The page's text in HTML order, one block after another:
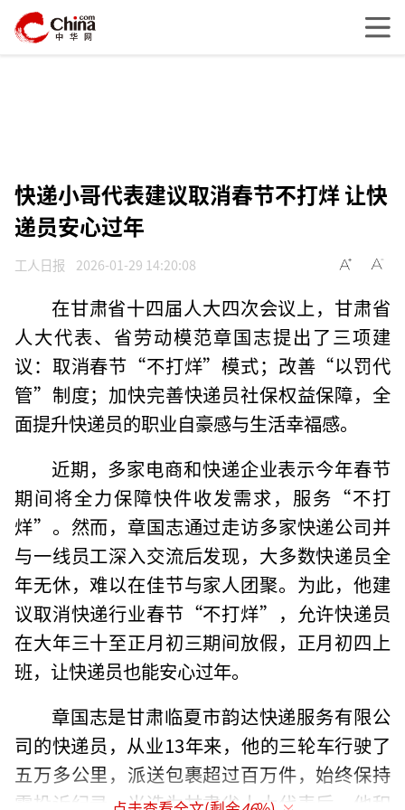
快递小哥代表建议取消春节不打烊 让快
递员安心过年
工人日报 2026-01-29 14:20:08
在甘肃省十四届人大四次会议上，甘肃省
人大代表、省劳动模范章国志提出了三项建
议：取消春节“不打烊”模式；改善“以罚代
管”制度；加快完善快递员社保权益保障，全
面提升快递员的职业自豪感与生活幸福感。
近期，多家电商和快递企业表示今年春节
期间将全力保障快件收发需求，服务“不打
烊”。然而，章国志通过走访多家快递公司并
与一线员工深入交流后发现，大多数快递员全
年无休，难以在佳节与家人团聚。为此，他建
议取消快递行业春节“不打烊”，允许快递员
在大年三十至正月初三期间放假，正月初四上
班，让快递员也能安心过年。
章国志是甘肃临夏市韵达快递服务有限公
司的快递员，从业13年来，他的三轮车行驶了
五万多公里，派送包裹超过百万件，始终保持
零投诉纪录。当选为甘肃省人大代表后，他积